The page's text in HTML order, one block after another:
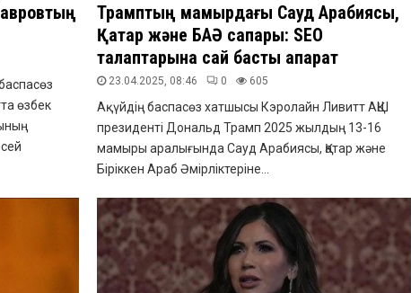
өзбек
Трамптың мамырдағы Сауд Арабиясы,
Қатар және БАӘ сапары: SEO
талаптарына сай басты ақпарат
23.04.2025, 08:46 0 605
Ақүйдің баспасөз хатшысы Кэролайн Ливитт АҚШ
президенті Дональд Трамп 2025 жылдың 13-16
мамыры аралығында Сауд Арабиясы, Қатар және
Біріккен Араб Әмірліктеріне...